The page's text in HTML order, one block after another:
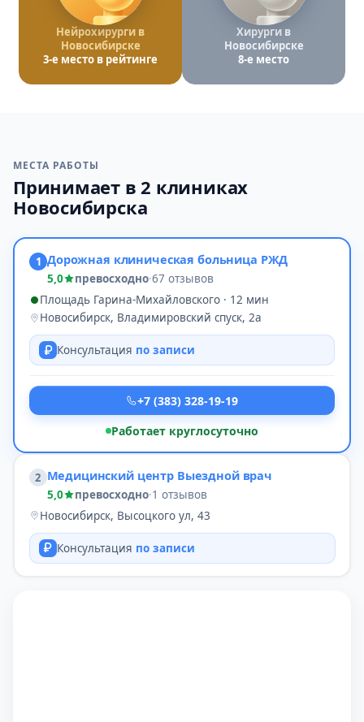
Нейрохирурги в
Новосибирске
3-е место в рейтинге
Хирурги в
Новосибирске
8-е место
МЕСТА РАБОТЫ
Принимает в 2 клиниках
Новосибирска
1 Дорожная клиническая больница РЖД
5,0 превосходно·67 отзывов
Площадь Гарина-Михайловского · 12 мин
Новосибирск, Владимировский спуск, 2а
Консультация по записи
+7 (383) 328-19-19
Работает круглосуточно
2 Медицинский центр Выездной врач
5,0 превосходно·1 отзывов
Новосибирск, Высоцкого ул, 43
Консультация по записи